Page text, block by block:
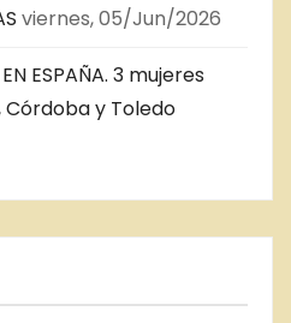
viernes, 05/Jun/2026
ESPAÑA. 3 mujeres
Córdoba y Toledo